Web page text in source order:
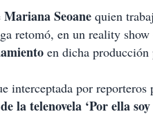
Mariana Seoane quien
retomó, en un reality
en dicha producción
interceptada por
la telenovela ‘Por ella soy